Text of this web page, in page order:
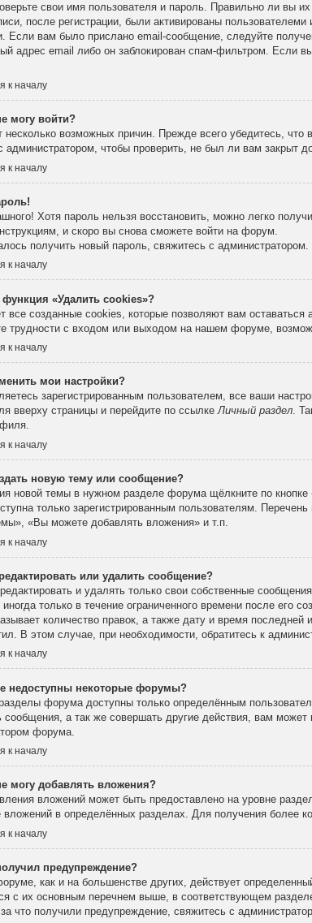
свои имя пользователя и пароль. Правильно ли вы
после регистрации, были активированы
Если вам было прислано email-сообщение, следуйте
адрес email либо он заблокирован спам-фильтром. Если
к началу
могу войти?
несколько возможных причин. Прежде всего убедитесь,
администратором, чтобы проверить, не был ли вам закрыт
к началу
Хотя пароль нельзя восстановить, можно легко
и скоро вы снова сможете войти на форум.
получить новый пароль, свяжитесь с администратором.
к началу
функция «Удалить cookies»?
все созданные cookies, которые позволяют вам
трудности с входом или выходом на нашем форуме,
к началу
мои настройки?
зарегистрированным пользователем, все ваши
вверху страницы и перейдите по ссылкеЛичный раздел.
к началу
новую тему или сообщение?
новой темы в нужном разделе форума щёлкните по
только зарегистрированным пользователям.
«Вы можете добавлять вложения» и т.п.
к началу
или удалить сообщение?
и удалять только свои собственные
только в течение ограниченного времени после его
количество правок, а также дату и время
В этом случае, при необходимости, обратитесь к
к началу
недоступны некоторые форумы?
форума доступны только определённым
сообщения, а так же совершать другие действия, вам
форума.
к началу
могу добавлять вложения?
вложений может быть предоставлено на уровне
вложений в определённых разделах. Для получения более
к началу
предупреждение?
как и на большенстве других, действует
с их основным перечнем выше, в соответствующем
что получили предупреждение, свяжитесь с